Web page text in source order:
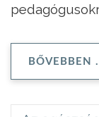
BŐVEBBEN